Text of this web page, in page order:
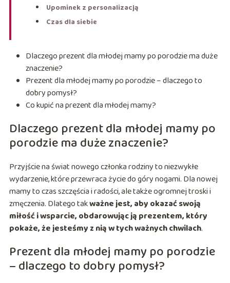
Upominek z personalizacją
Czas dla siebie
Dlaczego prezent dla młodej mamy po porodzie ma duże
znaczenie?
Prezent dla młodej mamy po porodzie – dlaczego to
dobry pomysł?
Co kupić na prezent dla młodej mamy?
Dlaczego prezent dla młodej mamy po
porodzie ma duże znaczenie?
Przyjście na świat nowego członka rodziny to niezwykłe
wydarzenie, które przewraca życie do góry nogami. Dla nowej
mamy to czas szczęścia i radości, ale także ogromnej troski i
zmęczenia. Dlatego takważne jest, aby okazać swoją
miłość i wsparcie, obdarowując ją prezentem, który
pokaże, że jesteśmy z nią w tych ważnych chwilach.
Prezent dla młodej mamy po porodzie
– dlaczego to dobry pomysł?